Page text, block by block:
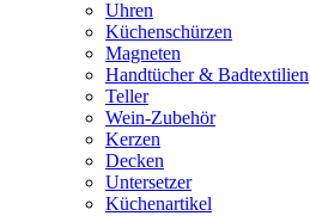
Uhren
Küchenschürzen
Magneten
Handtücher & Badtextilien
Teller
Wein-Zubehör
Kerzen
Decken
Untersetzer
Küchenartikel